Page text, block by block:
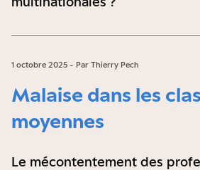
1 octobre 2025 - Par Thierry Pech
Malaise dans les
moyennes
Le mécontentement des